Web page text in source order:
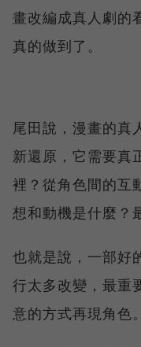
畫改編成真人劇的
真的做到了。
尾田說，漫畫的真
新還原，它需要真
裡？從角色間的互
想和動機是什麼？
也就是說，一部好
行太多改變，最重
意的方式再現角色。